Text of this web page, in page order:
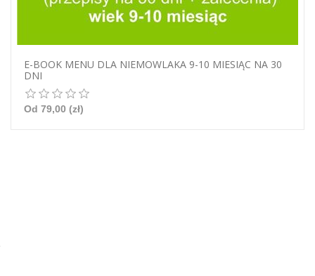
E-BOOK MENU DLA NIEMOWLAKA 9-10 MIESIĄC NA 30
DNI
Od 79,00 (zł)